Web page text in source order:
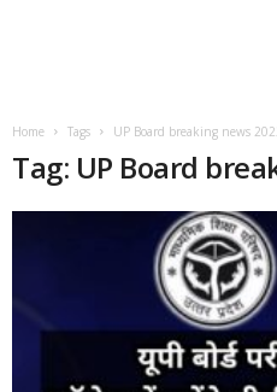
Home Tags UP Board breaking news
Tag: UP Board